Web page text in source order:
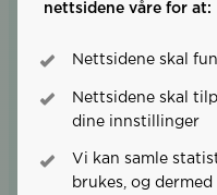
nettsidene våre for at:
Nettsidene skal
Nettsidene skal
dine innstillinger
Vi kan samle
brukes, og
Oppsigelse:
kontingent refunderes
Se HR Norges
For mer informasjon,